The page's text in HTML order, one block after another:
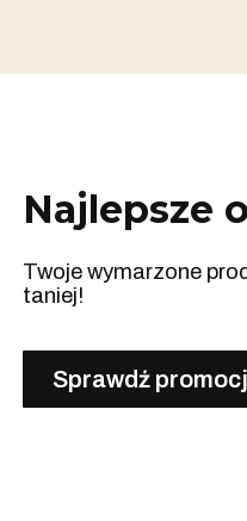
Najlepsze
Twoje wymarzone
taniej!
Sprawdź